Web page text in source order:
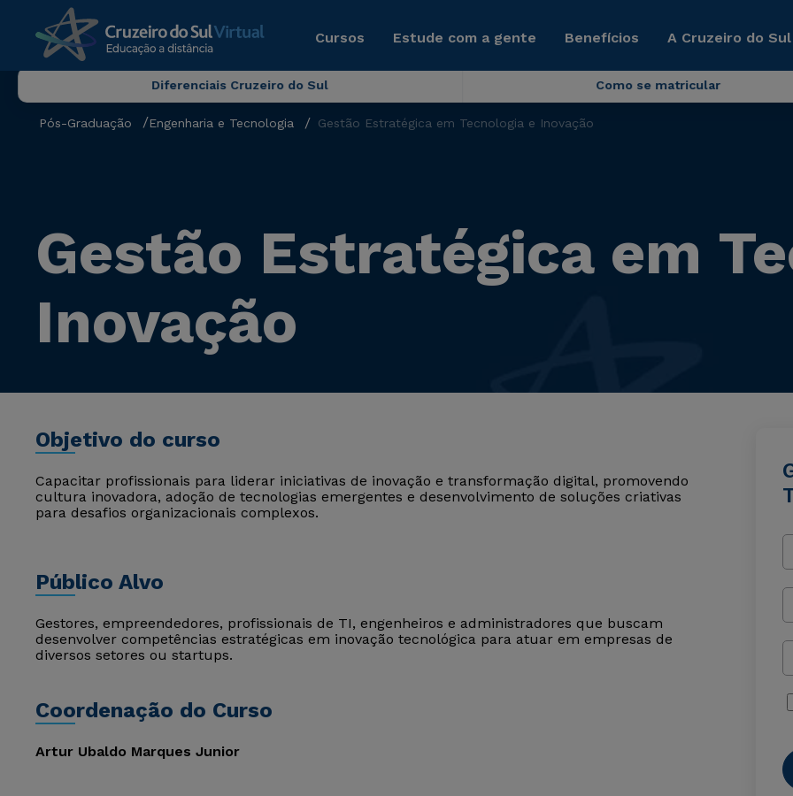
Cursos Estude com a gente Benefícios A Cruzeiro do
Diferenciais Cruzeiro do Sul Como se matricular
Pós-Graduação Engenharia e Tecnologia Gestão Estratégica em Tecnologia e Inovação
Gestão Estratégica em
Inovação
Objetivo do curso
Capacitar profissionais para liderar iniciativas de inovação e transformação digital, promovendo
cultura inovadora, adoção de tecnologias emergentes e desenvolvimento de soluções criativas
para desafios organizacionais complexos.
Público Alvo
Gestores, empreendedores, profissionais de TI, engenheiros e administradores que buscam
desenvolver competências estratégicas em inovação tecnológica para atuar em empresas de
diversos setores ou startups.
Coordenação do Curso
Artur Ubaldo Marques Junior